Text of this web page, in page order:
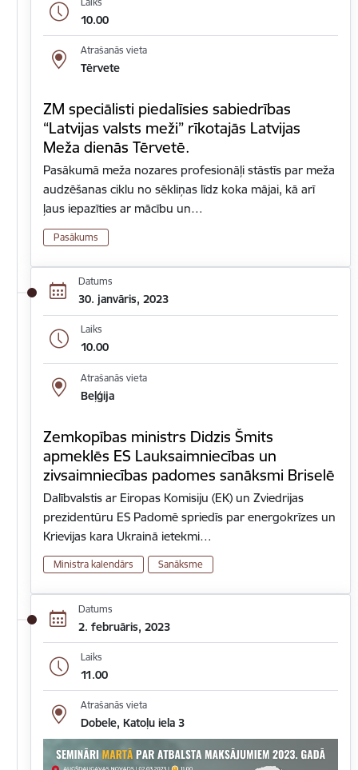
10.00
Atrašanās vieta
Tērvete
ZM speciālisti piedalīsies sabiedrības
“Latvijas valsts meži” rīkotajās Latvijas
Meža dienās Tērvetē.
Pasākumā meža nozares profesionāļi stāstīs par meža
audzēšanas ciklu no sēkliņas līdz koka mājai, kā arī
ļaus iepazīties ar mācību un…
Pasākums
Datums
30. janvāris, 2023
Laiks
10.00
Atrašanās vieta
Beļģija
Zemkopības ministrs Didzis Šmits
apmeklēs ES Lauksaimniecības un
zivsaimniecības padomes sanāksmi Briselē
Dalībvalstis ar Eiropas Komisiju (EK) un Zviedrijas
prezidentūru ES Padomē spriedīs par energokrīzes un
Krievijas kara Ukrainā ietekmi…
Ministra kalendārs Sanāksme
Datums
2. februāris, 2023
Laiks
11.00
Atrašanās vieta
Dobele, Katoļu iela 3